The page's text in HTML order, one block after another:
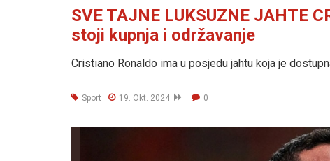
SVE TAJNE LUKSUZNE JAHTE
stoji kupnja i održavanje
Cristiano Ronaldo ima u posjedu jahtu koja je
Sport 19. Okt. 2024 0